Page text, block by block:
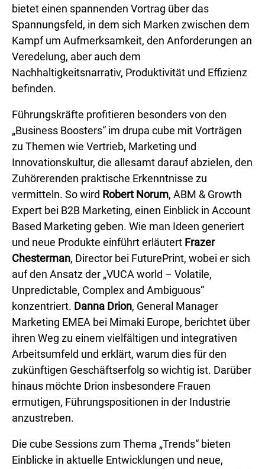
bietet einen spannenden Vortrag über das
Spannungsfeld, in dem sich Marken zwischen dem
Kampf um Aufmerksamkeit, den Anforderungen an
Veredelung, aber auch dem
Nachhaltigkeitsnarrativ, Produktivität und Effizienz
befinden.
Führungskräfte profitieren besonders von den
„Business Boosters“ im drupa cube mit Vorträgen
zu Themen wie Vertrieb, Marketing und
Innovationskultur, die allesamt darauf abzielen, den
Zuhörerenden praktische Erkenntnisse zu
vermitteln. So wird Robert Norum, ABM & Growth
Expert bei B2B Marketing, einen Einblick in Account
Based Marketing geben. Wie man Ideen generiert
und neue Produkte einführt erläutert Frazer
Chesterman, Director bei FuturePrint, wobei er sich
auf den Ansatz der „VUCA world – Volatile,
Unpredictable, Complex and Ambiguous“
konzentriert. Danna Drion, General Manager
Marketing EMEA bei Mimaki Europe, berichtet über
ihren Weg zu einem vielfältigen und integrativen
Arbeitsumfeld und erklärt, warum dies für den
zukünftigen Geschäftserfolg so wichtig ist. Darüber
hinaus möchte Drion insbesondere Frauen
ermutigen, Führungspositionen in der Industrie
anzustreben.
Die cube Sessions zum Thema „Trends“ bieten
Einblicke in aktuelle Entwicklungen und neue,